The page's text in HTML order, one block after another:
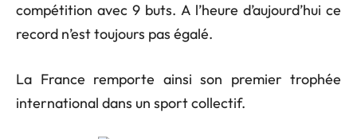
compétition avec 9 buts. A l’heure d’aujourd’hui ce
record n’est toujours pas égalé.
La France remporte ainsi son premier trophée
international dans un sport collectif.